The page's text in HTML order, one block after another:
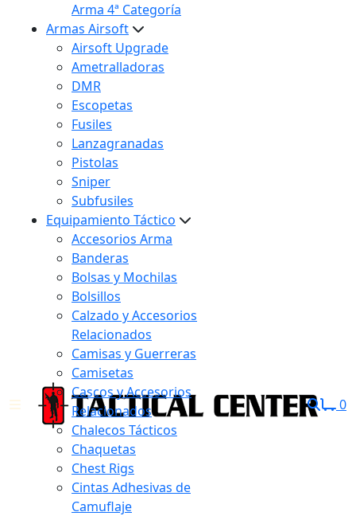
Arma 4ª Categoría
Armas Airsoft
Airsoft Upgrade
Ametralladoras
DMR
Escopetas
Fusiles
Lanzagranadas
Pistolas
Sniper
Subfusiles
Equipamiento Táctico
Accesorios Arma
Banderas
Bolsas y Mochilas
Bolsillos
Calzado y Accesorios
Relacionados
Camisas y Guerreras
Camisetas
Cascos y Accesorios
Relacionados
Chalecos Tácticos
Chaquetas
Chest Rigs
Cintas Adhesivas de
Camuflaje
0